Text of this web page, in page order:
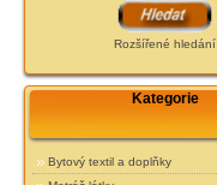
Rozšířené hledání
Kategorie
Bytový textil a doplňky